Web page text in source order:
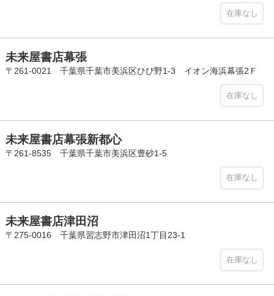
在庫なし
未来屋書店幕張
〒261-0021 千葉県千葉市美浜区ひび野1-3 イオン海浜幕張2Ｆ
在庫なし
未来屋書店幕張新都心
〒261-8535 千葉県千葉市美浜区豊砂1-5
在庫なし
未来屋書店津田沼
〒275-0016 千葉県習志野市津田沼1丁目23-1
在庫なし